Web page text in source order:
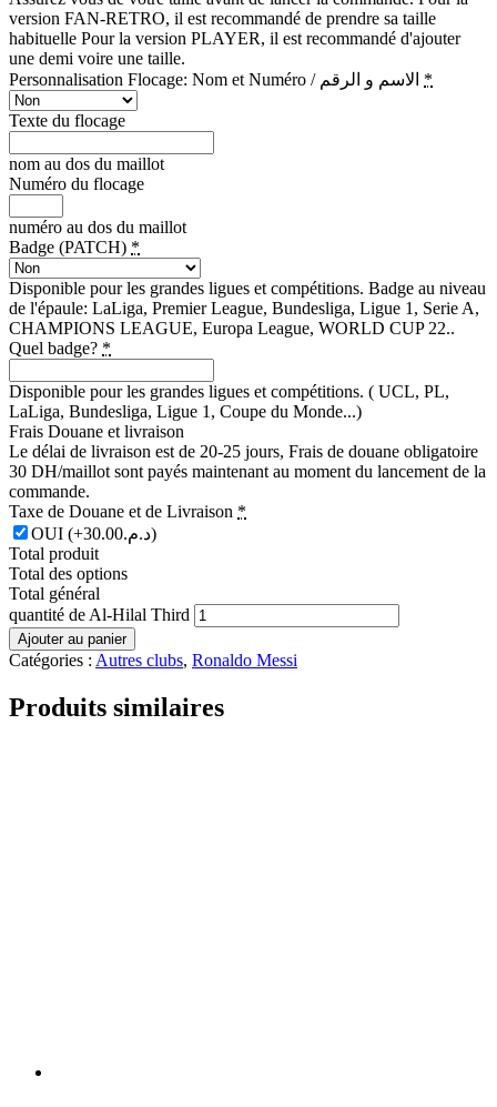
version FAN-RETRO, il est recommandé de prendre sa taille
habituelle Pour la version PLAYER, il est recommandé d'ajouter
une demi voire une taille.
Personnalisation Flocage: Nom et Numéro / الاسم و الرقم *
Texte du flocage
nom au dos du maillot
Numéro du flocage
numéro au dos du maillot
Badge (PATCH) *
Disponible pour les grandes ligues et compétitions. Badge au niveau
de l'épaule: LaLiga, Premier League, Bundesliga, Ligue 1, Serie A,
CHAMPIONS LEAGUE, Europa League, WORLD CUP 22..
Quel badge? *
Disponible pour les grandes ligues et compétitions. ( UCL, PL,
LaLiga, Bundesliga, Ligue 1, Coupe du Monde...)
Frais Douane et livraison
Le délai de livraison est de 20-25 jours, Frais de douane obligatoire
30 DH/maillot sont payés maintenant au moment du lancement de la
commande.
Taxe de Douane et de Livraison *
OUI
(+د.م.30.00)
Total produit
Total des options
Total général
quantité de Al-Hilal Third
Ajouter au panier
Catégories : Autres clubs, Ronaldo Messi
Produits similaires